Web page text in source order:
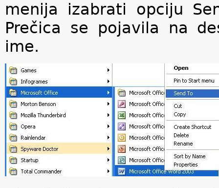
menija izabrati opciju
Prečica se pojavila na
ime.